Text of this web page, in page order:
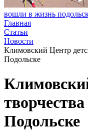
вошли в жизнь
Главная
Статьи
Новости
Климовский Центр
Подольске
Подольске